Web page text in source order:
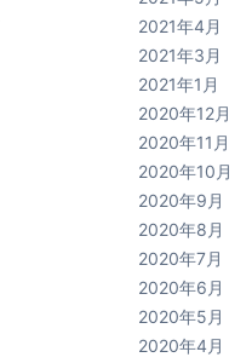
2021年4月
2021年3月
2021年1月
2020年12月
2020年11月
2020年10月
2020年9月
2020年8月
2020年7月
2020年6月
2020年5月
2020年4月